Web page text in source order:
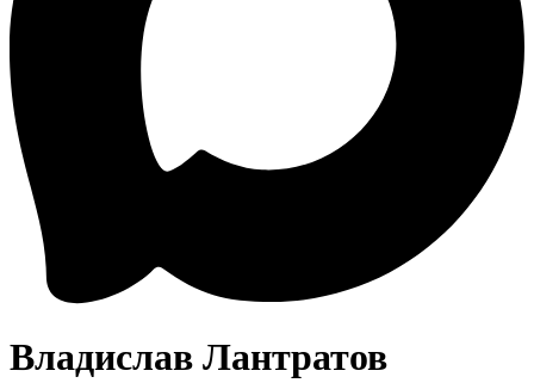
Владислав Лантратов